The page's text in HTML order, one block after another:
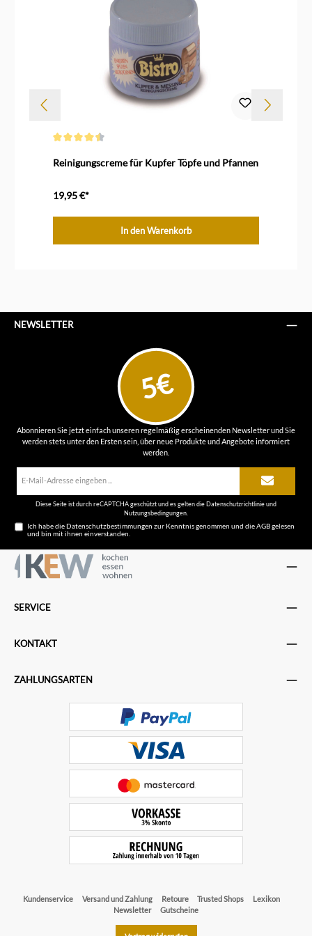
Reinigungscreme für Kupfer Töpfe und Pfannen
19,95 €*
In den Warenkorb
NEWSLETTER
5€
Abonnieren Sie jetzt einfach unseren regelmäßig erscheinenden Newsletter und Sie
werden stets unter den Ersten sein, über neue Produkte und Angebote informiert
werden.
Diese Seite ist durch reCAPTCHA geschützt und es gelten die Datenschutzrichtlinieund
Nutzungsbedingungen.
Ich habe dieDatenschutzbestimmungen zur Kenntnis genommen und dieAGBgelesen
und bin mit ihnen einverstanden.
SERVICE
KONTAKT
ZAHLUNGSARTEN
Kundenservice Versand und Zahlung Retoure Trusted Shops
Lexikon
Newsletter
Gutscheine